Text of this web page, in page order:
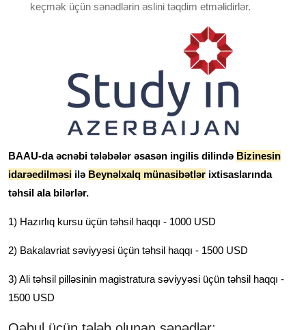
keçmək üçün sənədlərin əslini təqdim etməlidirlər.
BAAU-da əcnəbi tələbələr əsasən ingilis dilində Bizinesin
idarəedilməsi ilə Beynəlxalq münasibətlər ixtisaslarında
təhsil ala bilərlər.
1) Hazırlıq kursu üçün təhsil haqqı - 1000 USD
2) Bakalavriat səviyyəsi üçün təhsil haqqı - 1500 USD
3) Ali təhsil pilləsinin magistratura səviyyəsi üçün təhsil haqqı -
1500 USD